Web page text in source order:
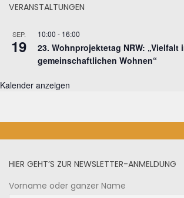
VERANSTALTUNGEN
SEP.
19
10:00 - 16:00
23. Wohnprojektetag NRW: „Vielfalt
gemeinschaftlichen Wohnen“
Kalender anzeigen
HIER GEHT’S ZUR NEWSLETTER-ANMELDUNG
Vorname oder ganzer Name